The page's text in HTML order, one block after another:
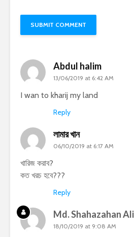
Abdul halim
13/06/2019 at 6:42 AM
I wan to kharij my land
Reply
লামার খান
06/10/2019 at 6:17 AM
খারিজ করাব?
কত খরচ হবে???
Reply
Md. Shahazahan Ali
18/10/2019 at 9:08 AM